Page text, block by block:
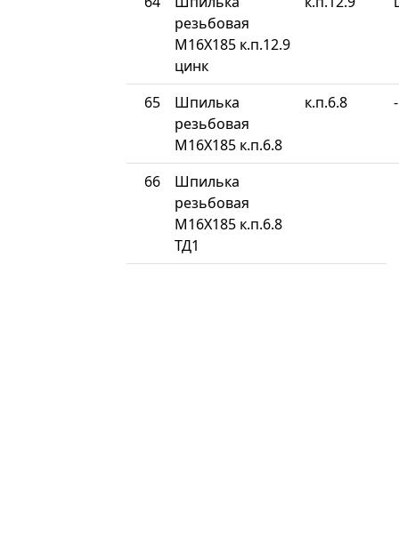
резьбовая
М16Х185 к.п.12.9
цинк
65
Шпилька
резьбовая
М16Х185 к.п.6.8
к.п.6.8 -
66
Шпилька
резьбовая
М16Х185 к.п.6.8
ТД1